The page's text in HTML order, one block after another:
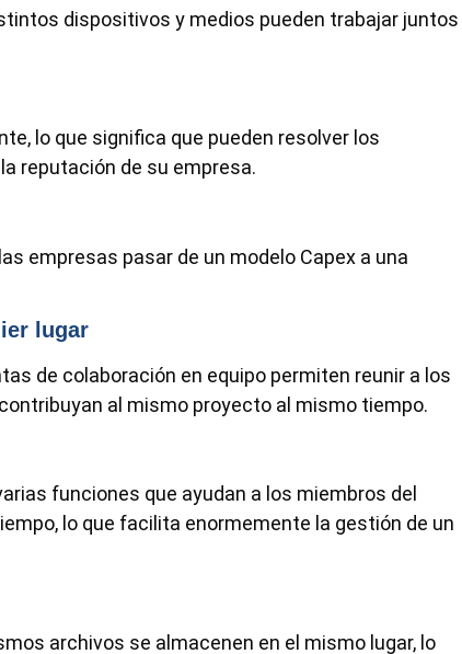
dispositivos y medios pueden trabajar juntos
lo que significa que pueden resolver los
reputación de su empresa.
empresas pasar de un modelo Capex a una
lugar
de colaboración en equipo permiten reunir a los
al mismo proyecto al mismo tiempo.
funciones que ayudan a los miembros del
lo que facilita enormemente la gestión de un
archivos se almacenen en el mismo lugar, lo